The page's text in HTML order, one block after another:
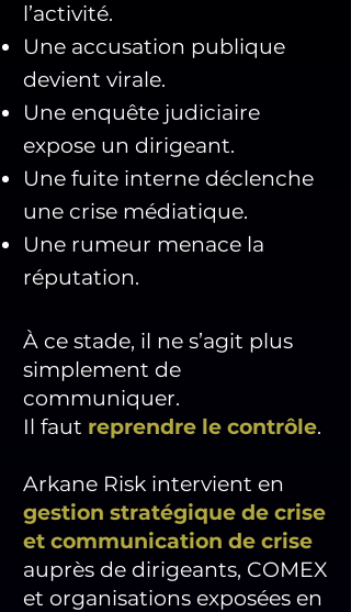
l’activité.
Une accusation publique
devient virale.
Une enquête judiciaire
expose un dirigeant.
Une fuite interne déclenche
une crise médiatique.
Une rumeur menace la
réputation.
À ce stade, il ne s’agit plus
simplement de
communiquer.
Il faut reprendre le contrôle.
Arkane Risk intervient en
gestion stratégique de crise
et communication de crise
auprès de dirigeants, COMEX
et organisations exposées en